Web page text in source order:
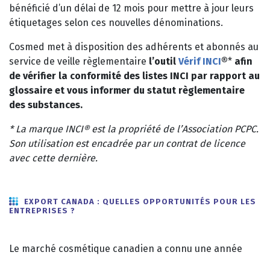
bénéficié d’un délai de 12 mois pour mettre à jour leurs
étiquetages selon ces nouvelles dénominations.
Cosmed met à disposition des adhérents et abonnés au
service de veille règlementaire l’outil Vérif INCI®* afin
de vérifier la conformité des listes INCI par rapport au
glossaire et vous informer du statut règlementaire
des substances.
* La marque INCI® est la propriété de l’Association PCPC.
Son utilisation est encadrée par un contrat de licence
avec cette dernière.
EXPORT CANADA : QUELLES OPPORTUNITÉS POUR LES
ENTREPRISES ?
Le marché cosmétique canadien a connu une année